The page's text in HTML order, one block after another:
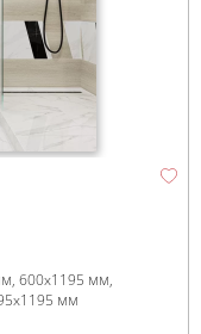
600x1195 мм
мм